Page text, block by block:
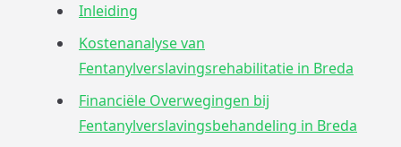
Inleiding
Kostenanalyse van
Fentanylverslavingsrehabilitatie in Breda
Financiële Overwegingen bij
Fentanylverslavingsbehandeling in Breda